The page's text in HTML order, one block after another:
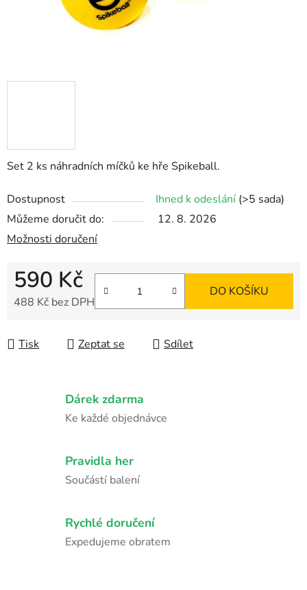
Set 2 ks náhradních míčků ke hře Spikeball.
Dostupnost Ihned k odeslání (>5 sada)
Můžeme doručit do:
12. 8. 2026
Možnosti doručení
590 Kč
488 Kč bez DPH
DO KOŠÍKU
Tisk Zeptat se Sdílet
Dárek zdarma
Ke každé objednávce
Pravidla her
Součástí balení
Rychlé doručení
Expedujeme obratem